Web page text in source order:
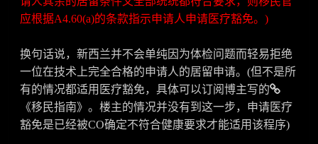
应根据A4.60(a)的条款指示申请人申请医疗豁免。)
换句话说，新西兰并不会单纯因为体检问题而轻易拒绝
一位在技术上完全合格的申请人的居留申请。(但不是所
有的情况都适用医疗豁免，具体可以订阅博主写的
《移民指南》。楼主的情况并没有到这一步，申请医疗
豁免是已经被CO确定不符合健康要求才能适用该程序)